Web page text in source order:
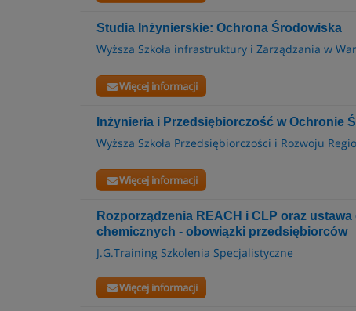
Studia Inżynierskie: Ochrona Środowiska
Wyższa Szkoła infrastruktury i Zarządzania w
Więcej informacji
Inżynieria i Przedsiębiorczość w Ochronie
Wyższa Szkoła Przedsiębiorczości i Rozwoju
Więcej informacji
Rozporządzenia REACH i CLP oraz
chemicznych - obowiązki przedsiębiorców
J.G.Training Szkolenia Specjalistyczne
Więcej informacji